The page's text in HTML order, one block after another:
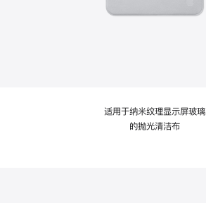
适用于纳米纹理显示屏玻璃
的抛光清洁布